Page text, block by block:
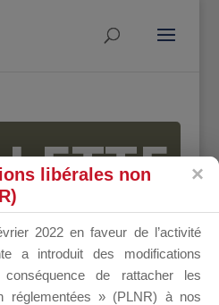
libérales non
2022 en faveur de l’activité
a introduit des modifications
de rattacher les
réglementées » (PLNR) à nos